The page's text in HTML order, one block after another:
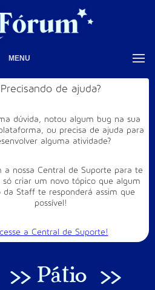
MENU
Precisando de ajuda?
dúvida, notou algum bug na sua
ou precisa de ajuda para
alguma atividade?
a nossa Central de Suporte para te
só criar um novo tópico que algum
da Staff te responderá assim que
possível!
a Central de Suporte!
>> Pátio >>